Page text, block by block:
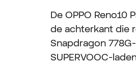
De OPPO
de achterkant die
Snapdragon
SUPERVOOC-